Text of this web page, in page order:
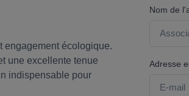
engagement écologique.
une excellente tenue
indispensable pour
Nom de
Adresse